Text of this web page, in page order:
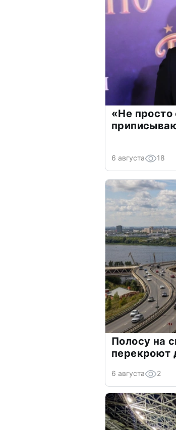
«Не
6 августа 18
Полосу на
перекроют
6 августа 2